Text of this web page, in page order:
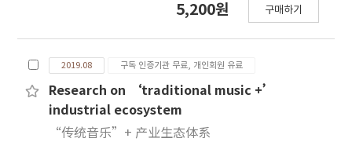
의식에 근거하여 단체로 이 지역의 민간 음악을 창작
이 ‘권’안에서 자신의 문화 특징을 표현하고 있다.
본 논문은 중국 호남 후난 중 지역인 익양의 풍속음악
을 대상으로 단오 대회, 땅을 찬미는 것 즉 음악을 파
는 것, 생활음조ㆍ민간제사 등 5개 방면에서 지리환
5,200원 구매하기
2019.08 구독 인증기관 무료, 개인회원 유료
Research on ‘traditional music +’
industrial ecosystem
“传统音乐”+ 产业生态体系